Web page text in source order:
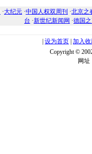
·大纪元 ·中国人权双周刊 ·北京之
台 ·新世纪新闻网 ·德国
设为首页 加入
Copyright ©
网址